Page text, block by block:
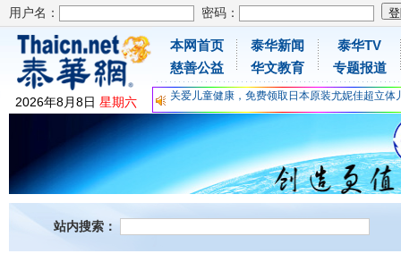
用户名： 密码：
2026年8月8日 星期六
本网首页
慈善公益
泰华新闻
华文教育
泰华TV
专题报道
为时不晚，人体胶原蛋白维C应该这样补充
关爱儿童健康，免费领取日本原装尤妮佳超立体
抗击疫情：每天一瓶增强自身免疫力！
为时不晚，人体胶原蛋白维C应该这样补充
关爱儿童健康，免费领取日本原装尤妮佳超立体
抗击疫情：每天一瓶增强自身免疫力！
站内搜索：